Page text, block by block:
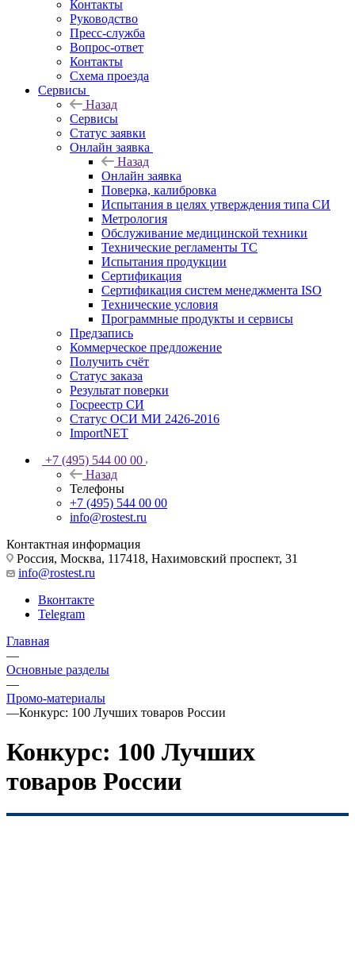
Контакты
Руководство
Пресс-служба
Вопрос-ответ
Контакты
Схема проезда
Сервисы
Назад
Сервисы
Статус заявки
Онлайн заявка
Назад
Онлайн заявка
Поверка, калибровка
Испытания в целях утверждения типа СИ
Метрология
Обслуживание медицинской техники
Технические регламенты ТС
Испытания продукции
Сертификация
Сертификация систем менеджмента ISO
Технические условия
Программные продукты и сервисы
Предзапись
Коммерческое предложение
Получить счёт
Статус заказа
Результат поверки
Госреестр СИ
Статус ОСИ МИ 2426-2016
ImportNET
+7 (495) 544 00 00
Назад
Телефоны
+7 (495) 544 00 00
info@rostest.ru
Контактная информация
Россия, Москва, 117418, Нахимовский проспект, 31
info@rostest.ru
Вконтакте
Telegram
Главная
—
Основные разделы
—
Промо-материалы
—Конкурс: 100 Лучших товаров России
Конкурс: 100 Лучших
товаров России